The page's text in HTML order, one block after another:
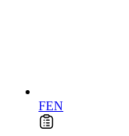
FEN